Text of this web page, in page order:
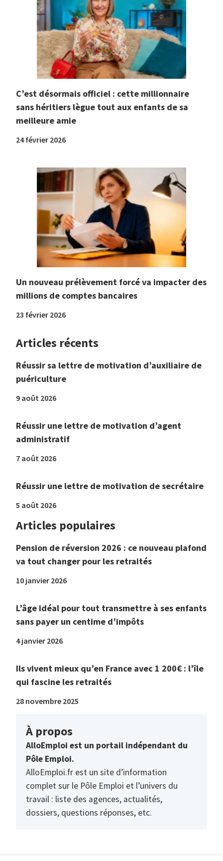
C’est désormais officiel : cette millionnaire
sans héritiers lègue tout aux enfants de sa
meilleure amie
24 février 2026
Un nouveau prélèvement forcé va impacter des
millions de comptes bancaires
23 février 2026
Articles récents
Réussir sa lettre de motivation d’auxiliaire de
puériculture
9 août 2026
Réussir une lettre de motivation d’agent
administratif
7 août 2026
Réussir une lettre de motivation de secrétaire
5 août 2026
Articles populaires
Pension de réversion 2026 : ce nouveau plafond
va tout changer pour les retraités
10 janvier 2026
L’âge idéal pour tout transmettre à ses enfants
sans payer un centime d’impôts
4 janvier 2026
Ils vivent mieux qu’en France avec 1 200€ : l’île
qui fascine les retraités
28 novembre 2025
À propos
AlloEmploi est un portail indépendant du
Pôle Emploi.
AlloEmploi.fr est un site d’information
complet sur le Pôle Emploi et l’univers du
travail : liste des agences, actualités,
dossiers, questions réponses, etc.